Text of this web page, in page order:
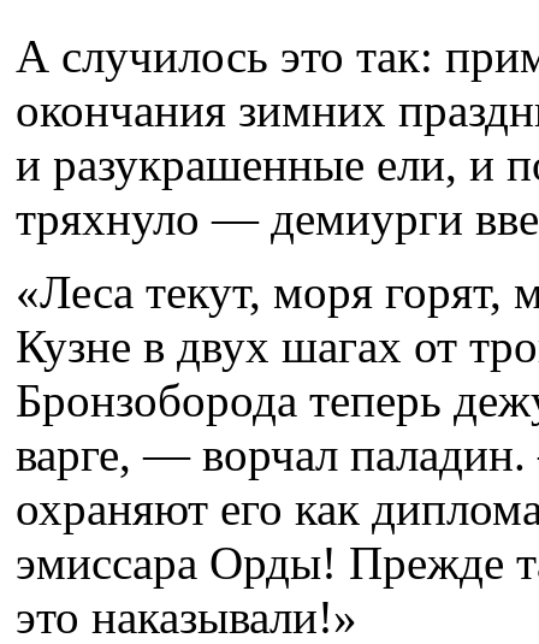
А случилось это так:
окончания зимних
и разукрашенные ели, и
тряхнуло — демиурги
«Леса текут, моря
Кузне в двух шагах от
Бронзоборода теперь
варге, — ворчал
охраняют его как
эмиссара Орды! Прежде
это наказывали!»